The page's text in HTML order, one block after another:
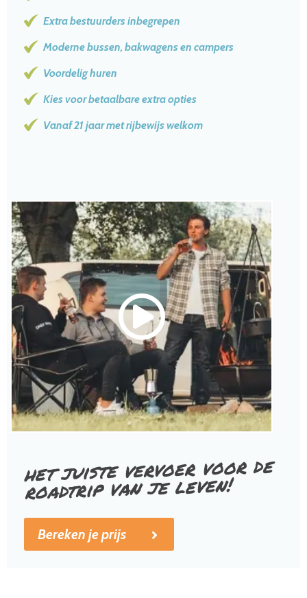
Extra bestuurders inbegrepen
Moderne bussen, bakwagens en campers
Voordelig huren
Kies voor betaalbare extra opties
Vanaf 21 jaar met rijbewijs welkom
het juiste vervoer voor de
roadtrip van je leven!
Bereken je prijs